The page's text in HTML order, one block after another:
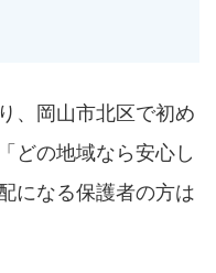
、岡山市北区で初め
どの地域なら安心し
になる保護者の方は